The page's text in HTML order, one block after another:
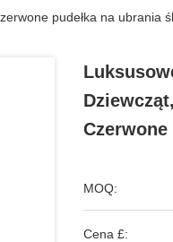
pudełka na ubrania
Czerwone
MOQ:
Cena £: